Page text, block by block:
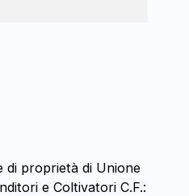
proprietà di Unione
e Coltivatori C.F.: